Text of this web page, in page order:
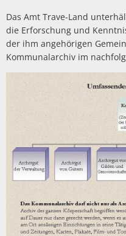
Das Amt Trave-Land
die Erforschung und
der ihm angehörigen
Kommunalarchiv im